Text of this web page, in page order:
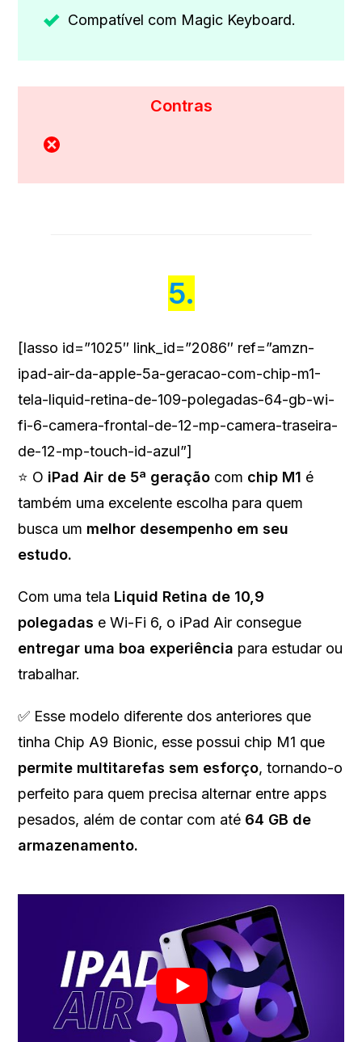
Compatível com Magic Keyboard.
Contras
5.
[lasso id=”1025″ link_id=”2086″ ref=”amzn-
ipad-air-da-apple-5a-geracao-com-chip-m1-
tela-liquid-retina-de-109-polegadas-64-gb-wi-
fi-6-camera-frontal-de-12-mp-camera-traseira-
de-12-mp-touch-id-azul”]
⭐ O iPad Air de 5ª geração com chip M1 é
também uma excelente escolha para quem
busca um melhor desempenho em seu
estudo.
Com uma tela Liquid Retina de 10,9
polegadas e Wi-Fi 6, o iPad Air consegue
entregar uma boa experiência para estudar ou
trabalhar.
✅ Esse modelo diferente dos anteriores que
tinha Chip A9 Bionic, esse possui chip M1 que
permite multitarefas sem esforço, tornando-o
perfeito para quem precisa alternar entre apps
pesados, além de contar com até 64 GB de
armazenamento.